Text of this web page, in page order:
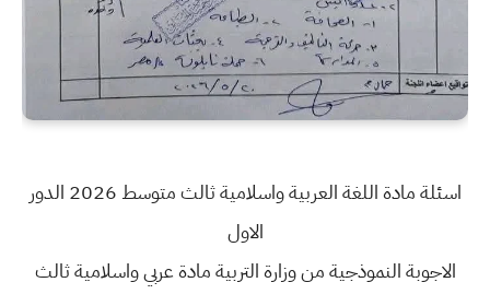
اسئلة مادة اللغة العربية واسلامية ثالث متوسط 2026 الدور
الاول
الاجوبة النموذجية من وزارة التربية مادة عربي واسلامية ثالث